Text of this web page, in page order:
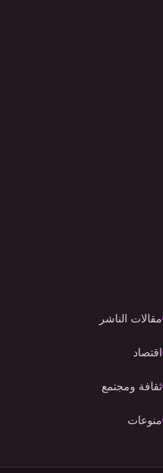
مقالات الناشر
اقتصاد
ثقافة ومجتمع
منوعات